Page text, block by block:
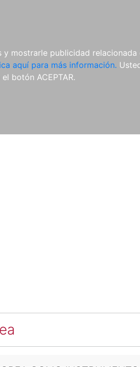
mostrarle publicidad
aquí para más información.
botón ACEPTAR.
LibrosAutoresColecciones